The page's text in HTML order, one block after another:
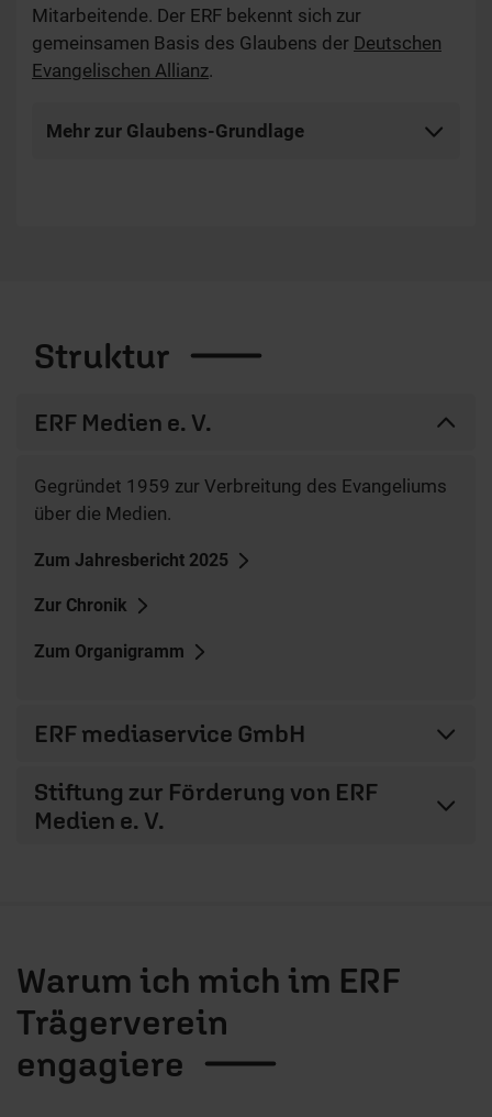
Mitarbeitende. Der ERF bekennt sich zur
gemeinsamen Basis des Glaubens der Deutschen
Evangelischen Allianz.
Mehr zur Glaubens-Grundlage
Struktur
ERF Medien e. V.
Gegründet 1959 zur Verbreitung des Evangeliums
über die Medien.
Zum Jahresbericht 2025
Zur Chronik
Zum Organigramm
ERF mediaservice GmbH
Stiftung zur Förderung von ERF
Medien e. V.
Warum ich mich im ERF
Trägerverein
engagiere